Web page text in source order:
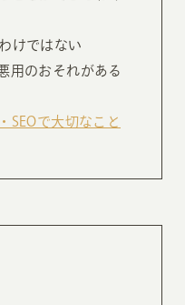
けではない
用のおそれがある
SEOで大切なこと